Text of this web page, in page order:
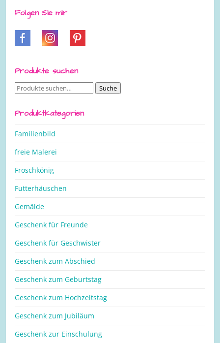
Folgen Sie mir
Produkte suchen
Suche
Suche
Produktkategorien
Familienbild
freie Malerei
Froschkönig
Futterhäuschen
Gemälde
Geschenk für Freunde
Geschenk für Geschwister
Geschenk zum Abschied
Geschenk zum Geburtstag
Geschenk zum Hochzeitstag
Geschenk zum Jubiläum
Geschenk zur Einschulung